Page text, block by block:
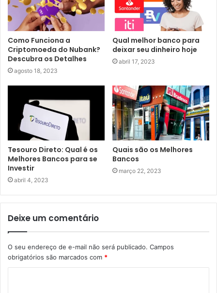
Como Funciona a
Criptomoeda do Nubank?
Descubra os Detalhes
agosto 18, 2023
Qual melhor banco para
deixar seu dinheiro hoje
abril 17, 2023
Tesouro Direto: Qual é os
Melhores Bancos para se
Investir
abril 4, 2023
Quais são os Melhores
Bancos
março 22, 2023
Deixe um comentário
O seu endereço de e-mail não será publicado. Campos
obrigatórios são marcados com *